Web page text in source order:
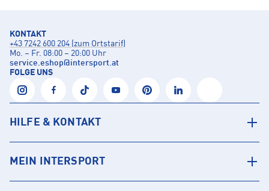
KONTAKT
+43 7242 600 204 (zum Ortstarif)
Mo. – Fr. 08:00 – 20:00 Uhr
service.eshop@intersport.at
FOLGE UNS
HILFE & KONTAKT
MEIN INTERSPORT